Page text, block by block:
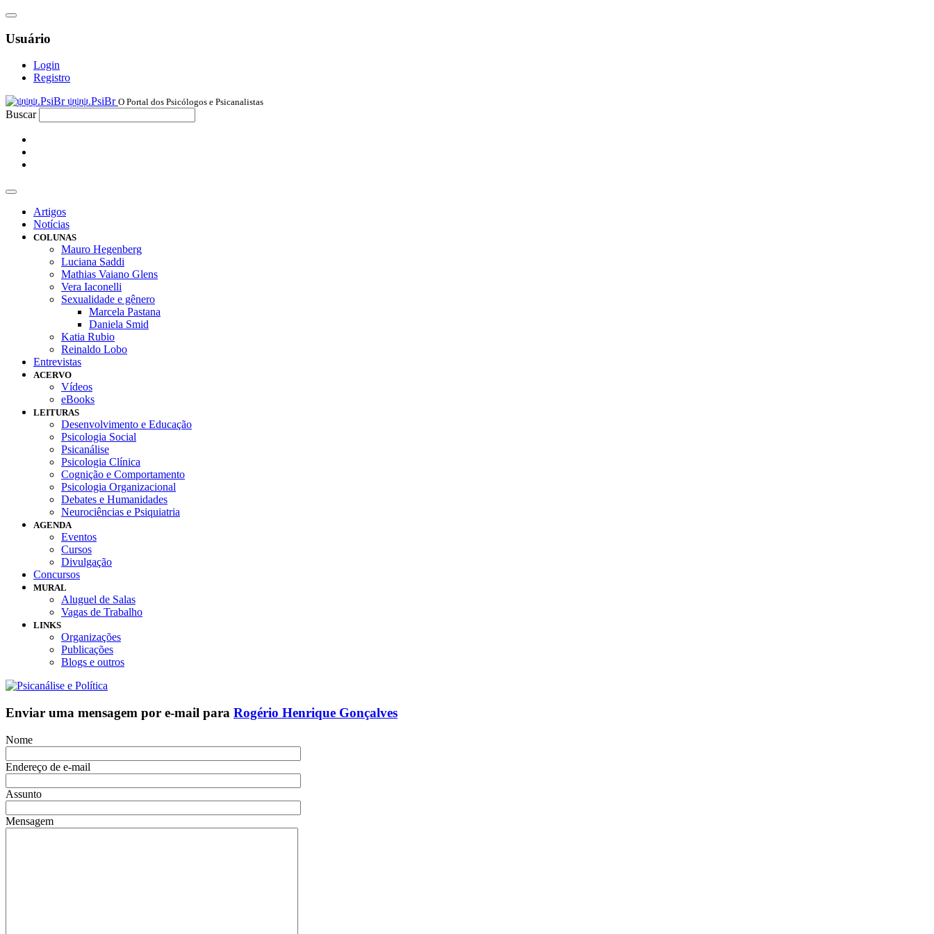
Usuário
Login
Registro
ψψψ.PsiBr O Portal dos Psicólogos e Psicanalistas
Buscar
Artigos
Notícias
COLUNAS
Mauro Hegenberg
Luciana Saddi
Mathias Vaiano Glens
Vera Iaconelli
Sexualidade e gênero
Marcela Pastana
Daniela Smid
Katia Rubio
Reinaldo Lobo
Entrevistas
ACERVO
Vídeos
eBooks
LEITURAS
Desenvolvimento e Educação
Psicologia Social
Psicanálise
Psicologia Clínica
Cognição e Comportamento
Psicologia Organizacional
Debates e Humanidades
Neurociências e Psiquiatria
AGENDA
Eventos
Cursos
Divulgação
Concursos
MURAL
Aluguel de Salas
Vagas de Trabalho
LINKS
Organizações
Publicações
Blogs e outros
Enviar uma mensagem por e-mail para Rogério Henrique Gonçalves
Nome
Endereço de e-mail
Assunto
Mensagem